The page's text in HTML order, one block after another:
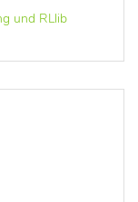
und RLlib